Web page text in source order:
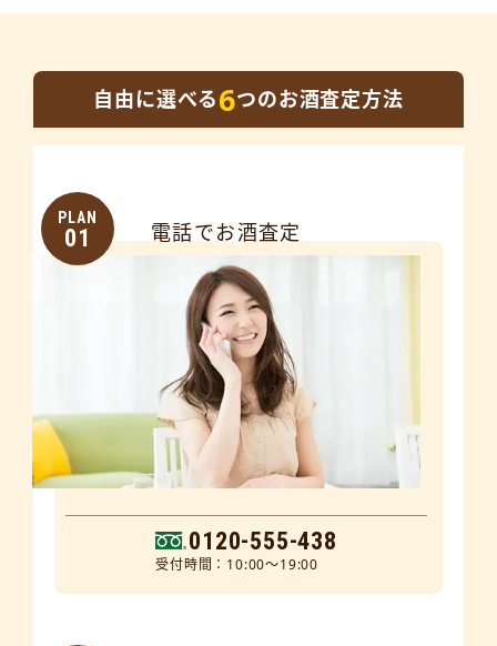
自由に選べる6つのお酒査定方法
PLAN
01 電話でお酒査定
0120-555-438
受付時間：10:00～19:00